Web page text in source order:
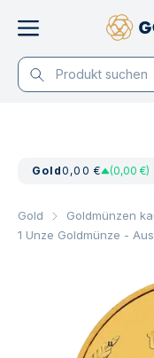
Gold0,00 € (0,00 €)
Gold Goldmünzen
1 Unze Goldmünze -